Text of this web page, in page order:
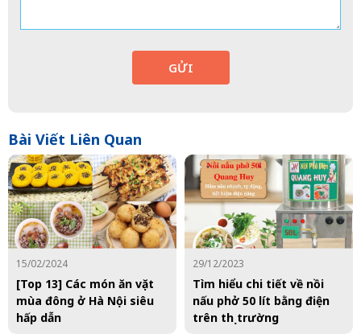
GỬI
Bài Viết Liên Quan
15/02/2024
[Top 13] Các món ăn vặt
mùa đông ở Hà Nội siêu
hấp dẫn
29/12/2023
Tìm hiểu chi tiết về nồi
nấu phở 50 lít bằng điện
trên thị trường